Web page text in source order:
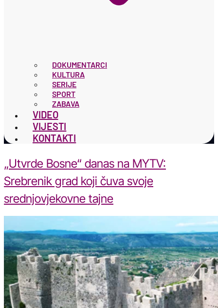
DOKUMENTARCI
KULTURA
SERIJE
SPORT
ZABAVA
VIDEO
VIJESTI
KONTAKTI
„Utvrde Bosne“ danas na MYTV:
Srebrenik grad koji čuva svoje
srednjovjekovne tajne